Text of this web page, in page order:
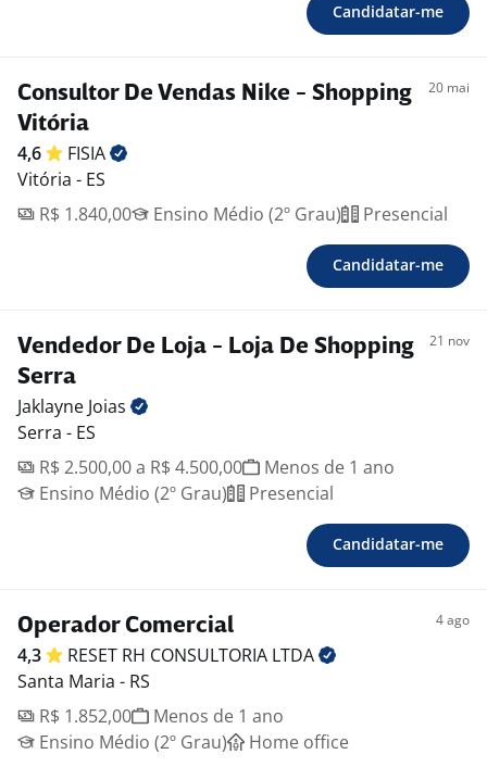
Candidatar-me
Consultor De Vendas Nike - Shopping
Vitória
20 mai
4,6
FISIA
Vitória - ES
R$ 1.840,00
Ensino Médio (2º Grau) Presencial
Candidatar-me
Vendedor De Loja - Loja De Shopping
Serra
21 nov
Jaklayne Joias
Serra - ES
R$ 2.500,00 a R$ 4.500,00
Menos de 1 ano
Ensino Médio (2º Grau)
Presencial
Candidatar-me
Operador Comercial 4 ago
4,3 RESET RH CONSULTORIA LTDA
Santa Maria - RS
R$ 1.852,00
Menos de 1 ano
Ensino Médio (2º Grau)
Home office